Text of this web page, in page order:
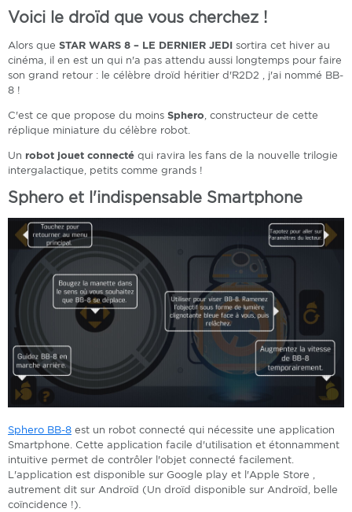
Voici le droïd que vous cherchez !
Alors que STAR WARS 8 – LE DERNIER JEDI sortira cet hiver au
cinéma, il en est un qui n'a pas attendu aussi longtemps pour faire
son grand retour : le célèbre droïd héritier d'R2D2 , j'ai nommé BB-
8 !
C'est ce que propose du moins Sphero, constructeur de cette
réplique miniature du célèbre robot.
Un robot jouet connecté qui ravira les fans de la nouvelle trilogie
intergalactique, petits comme grands !
Sphero et l'indispensable Smartphone
Sphero BB-8 est un robot connecté qui nécessite une application
Smartphone. Cette application facile d'utilisation et étonnamment
intuitive permet de contrôler l'objet connecté facilement.
L'application est disponible sur Google play et l'Apple Store ,
autrement dit sur Androïd (Un droïd disponible sur Androïd, belle
coïncidence !).